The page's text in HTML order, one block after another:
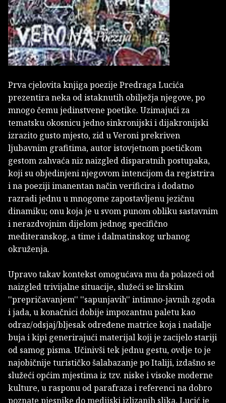
Prva cjelovita knjiga poezije Predraga Lucića
prezentira neka od istaknutih obilježja njegove, po
mnogo čemu jedinstvene poetike. Uzimajući za
tematsku okosnicu jedno sinkronijski i dijakronijski
izrazito gusto mjesto, zid u Veroni prekriven
ljubavnim grafitima, autor istovjetnom poetičkom
gestom zahvaća niz naizgled disparatnih postupaka,
koji su objedinjeni njegovom intencijom da registrira
i na poeziji imanentan način verificira i dodatno
razradi jednu u mnogome zapostavljenu jezičnu
dinamiku; onu koja je u svom punom obliku sastavnim
i nerazdvojnim dijelom jednog specifično
mediteranskog, a time i dalmatinskog urbanog
okruženja.
Upravo takav kontekst omogućava mu da polazeći od
naizgled trivijalne situacije, služeći se lirskim
''prepričavanjem'' ''sapunjavih'' intimno-javnih zgoda
i jada, u konačnici dobije impozantnu paletu kao
odraz/odsjaj/bljesak određene matrice koja i nadalje
buja i kipi generirajući materijal koji je zacijelo stariji
od samog pisma. Učinivši tek jednu gestu, ovdje to je
najobičnije turističko šalabazanje po Italiji, izdašno se
služeći općim mjestima iz tzv. niske i visoke moderne
kulture, u rasponu od parafraza i referenci na dobro
poznate pjesnike do medijski izlizanih slika, Lucić je